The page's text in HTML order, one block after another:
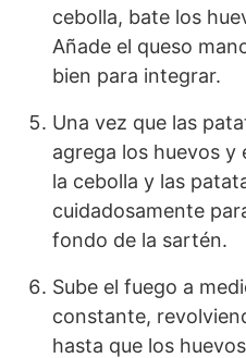
cebolla, bate los
Añade el queso
bien para integrar.
Una vez que las
agrega los huevos y
la cebolla y las
cuidadosamente
fondo de la sartén.
Sube el fuego a
constante,
hasta que los